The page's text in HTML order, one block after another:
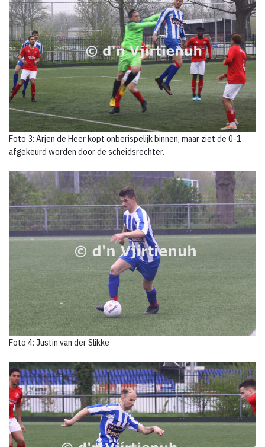
Foto 3: Arjen de Heer kopt onberispelijk binnen, maar ziet de 0-1
afgekeurd worden door de scheidsrechter.
Foto 4: Justin van der Slikke